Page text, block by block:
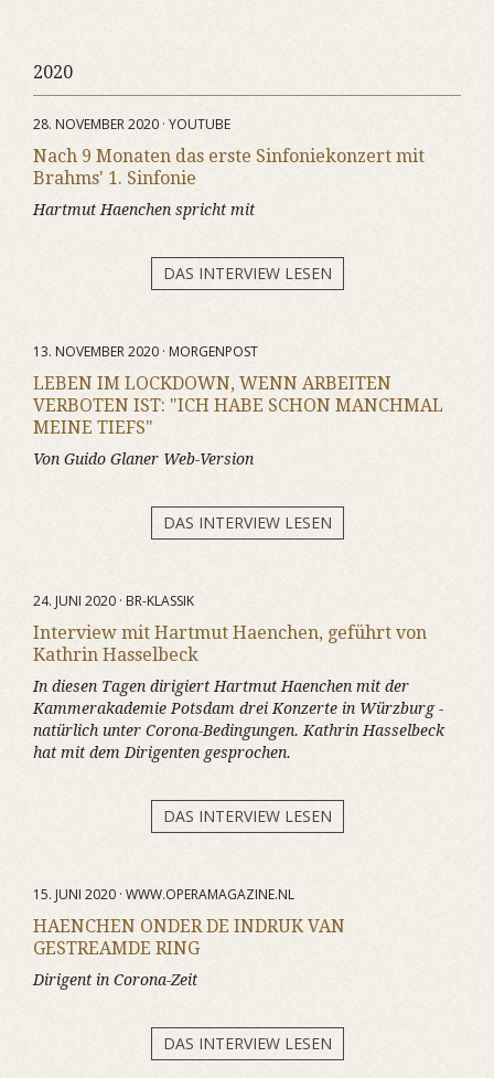
2020
28. NOVEMBER 2020 · YOUTUBE
Nach 9 Monaten das erste Sinfoniekonzert mit
Brahms' 1. Sinfonie
Hartmut Haenchen spricht mit
DAS INTERVIEW LESEN
13. NOVEMBER 2020 · MORGENPOST
LEBEN IM LOCKDOWN, WENN ARBEITEN
VERBOTEN IST: "ICH HABE SCHON MANCHMAL
MEINE TIEFS"
Von Guido Glaner Web-Version
DAS INTERVIEW LESEN
24. JUNI 2020 · BR-KLASSIK
Interview mit Hartmut Haenchen, geführt von
Kathrin Hasselbeck
In diesen Tagen dirigiert Hartmut Haenchen mit der
Kammerakademie Potsdam drei Konzerte in Würzburg -
natürlich unter Corona-Bedingungen. Kathrin Hasselbeck
hat mit dem Dirigenten gesprochen.
DAS INTERVIEW LESEN
15. JUNI 2020 · WWW.OPERAMAGAZINE.NL
HAENCHEN ONDER DE INDRUK VAN
GESTREAMDE RING
Dirigent in Corona-Zeit
DAS INTERVIEW LESEN